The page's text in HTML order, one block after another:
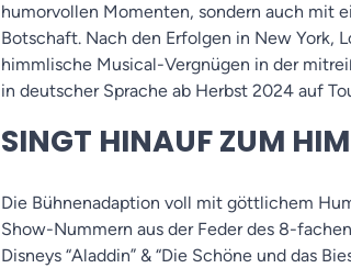
humorvollen Momenten, sondern auch mit
Botschaft. Nach den Erfolgen in New York,
himmlische Musical-Vergnügen in der
in deutscher Sprache ab Herbst 2024 auf
SINGT HINAUF ZUM
Die Bühnenadaption voll mit göttlichem
Show-Nummern aus der Feder des 8-
Disneys “Aladdin” & “Die Schöne und das